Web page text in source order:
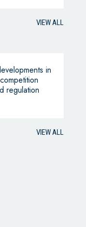
VIEW ALL
in
regulation
VIEW ALL